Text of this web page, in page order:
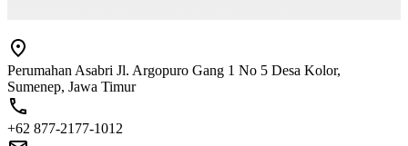
Perumahan Asabri Jl. Argopuro Gang 1 No 5 Desa Kolor,
Sumenep, Jawa Timur
+62 877-2177-1012